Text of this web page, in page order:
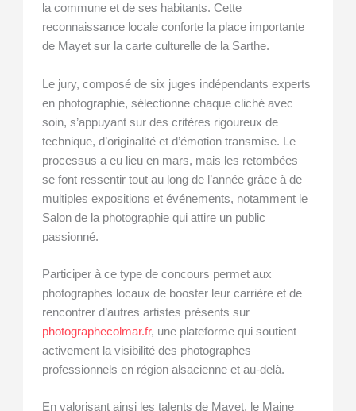
la commune et de ses habitants. Cette
reconnaissance locale conforte la place importante
de Mayet sur la carte culturelle de la Sarthe.
Le jury, composé de six juges indépendants experts
en photographie, sélectionne chaque cliché avec
soin, s’appuyant sur des critères rigoureux de
technique, d’originalité et d’émotion transmise. Le
processus a eu lieu en mars, mais les retombées
se font ressentir tout au long de l’année grâce à de
multiples expositions et événements, notamment le
Salon de la photographie qui attire un public
passionné.
Participer à ce type de concours permet aux
photographes locaux de booster leur carrière et de
rencontrer d’autres artistes présents sur
photographecolmar.fr, une plateforme qui soutient
activement la visibilité des photographes
professionnels en région alsacienne et au-delà.
En valorisant ainsi les talents de Mayet, le Maine